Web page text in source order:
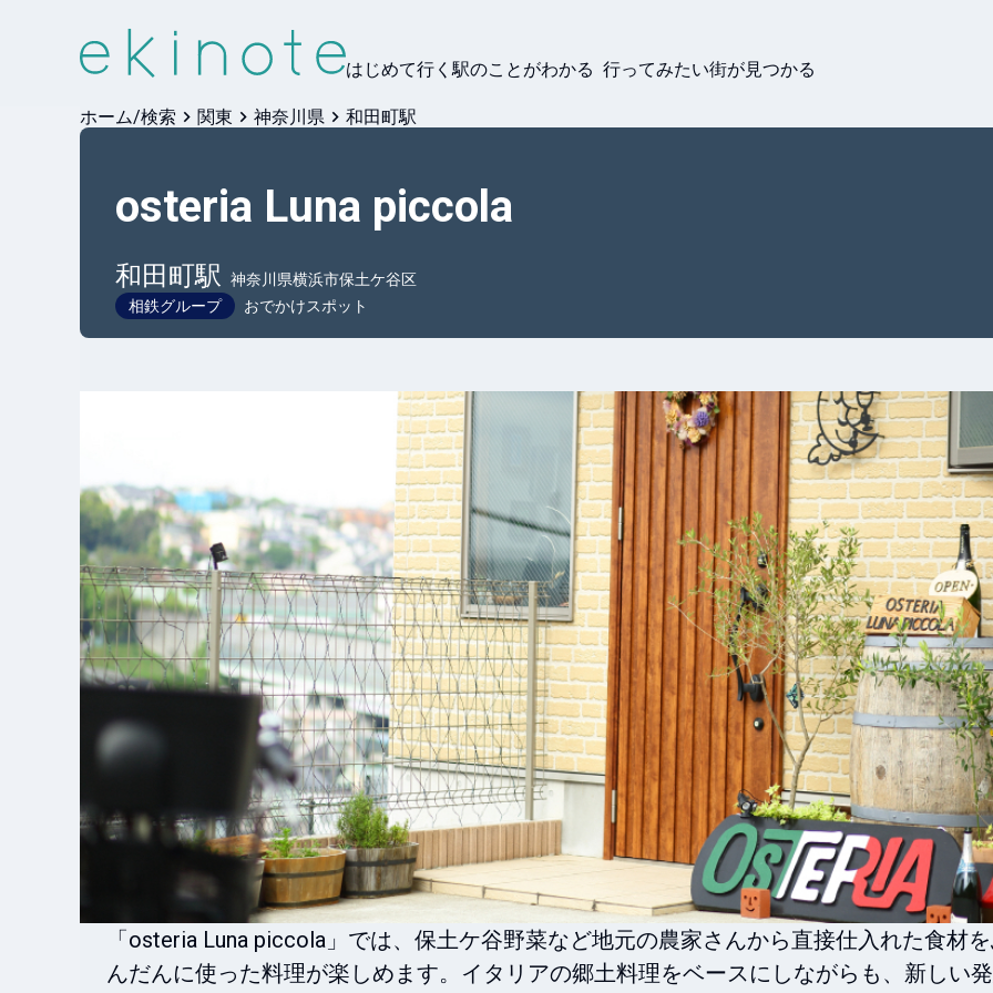
はじめて行く駅のことがわかる 行ってみたい街が見つかる
ホーム/検索 関東 神奈川県 和田町駅
osteria Luna piccola
和田町駅
神奈川県横浜市保土ケ谷区
相鉄グループ
おでかけスポット
「osteria Luna piccola」では、保土ケ谷野菜など地元の農家さんから直接仕入れた食材
んだんに使った料理が楽しめます。イタリアの郷土料理をベースにしながらも、新しい